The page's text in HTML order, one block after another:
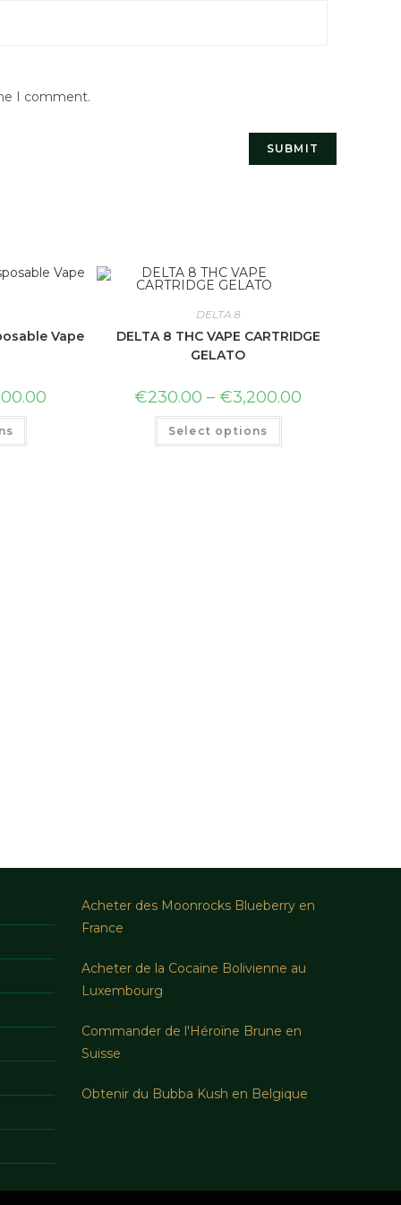
I comment.
Vape
DELTA 8
DELTA 8 THC VAPE CARTRIDGE
GELATO
€230.00 – €3,200.00
Select options
Acheter des Moonrocks Blueberry en
France
Acheter de la Cocaïne Bolivienne au
Luxembourg
Commander de l'Héroïne Brune en
Suisse
Obtenir du Bubba Kush en Belgique